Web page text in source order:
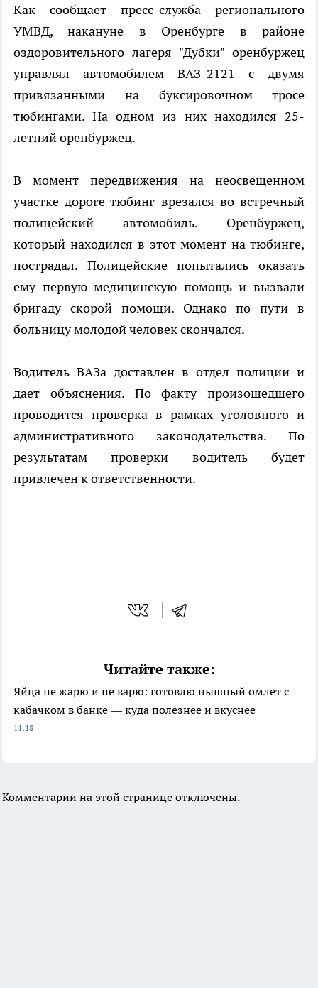
Как сообщает пресс-служба регионального
УМВД, накануне в Оренбурге в районе
оздоровительного лагеря "Дубки" оренбуржец
управлял автомобилем ВАЗ-2121 с двумя
привязанными на буксировочном тросе
тюбингами. На одном из них находился 25-
летний оренбуржец.
В момент передвижения на неосвещенном
участке дороге тюбинг врезался во встречный
полицейский автомобиль. Оренбуржец,
который находился в этот момент на тюбинге,
пострадал. Полицейские попытались оказать
ему первую медицинскую помощь и вызвали
бригаду скорой помощи. Однако по пути в
больницу молодой человек скончался.
Водитель ВАЗа доставлен в отдел полиции и
дает объяснения. По факту произошедшего
проводится проверка в рамках уголовного и
административного законодательства. По
результатам проверки водитель будет
привлечен к ответственности.
Читайте также:
Яйца не жарю и не варю: готовлю пышный омлет с
кабачком в банке — куда полезнее и вкуснее
11:18
Комментарии на этой странице отключены.